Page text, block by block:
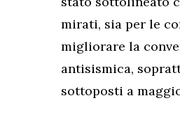
mirati, sia per le
migliorare la
antisismica,
sottoposti a